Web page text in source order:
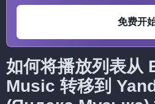
免费开
如何将播放列表从
Music 转移到